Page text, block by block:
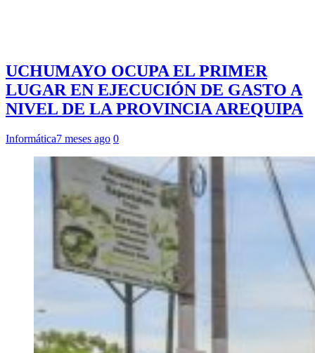
UCHUMAYO OCUPA EL PRIMER
LUGAR EN EJECUCIÓN DE GASTO A
NIVEL DE LA PROVINCIA AREQUIPA
Informática7 meses ago 0